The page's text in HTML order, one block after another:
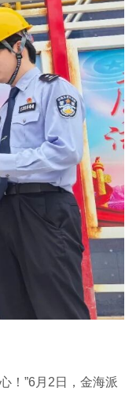
！”6月2日，金海派